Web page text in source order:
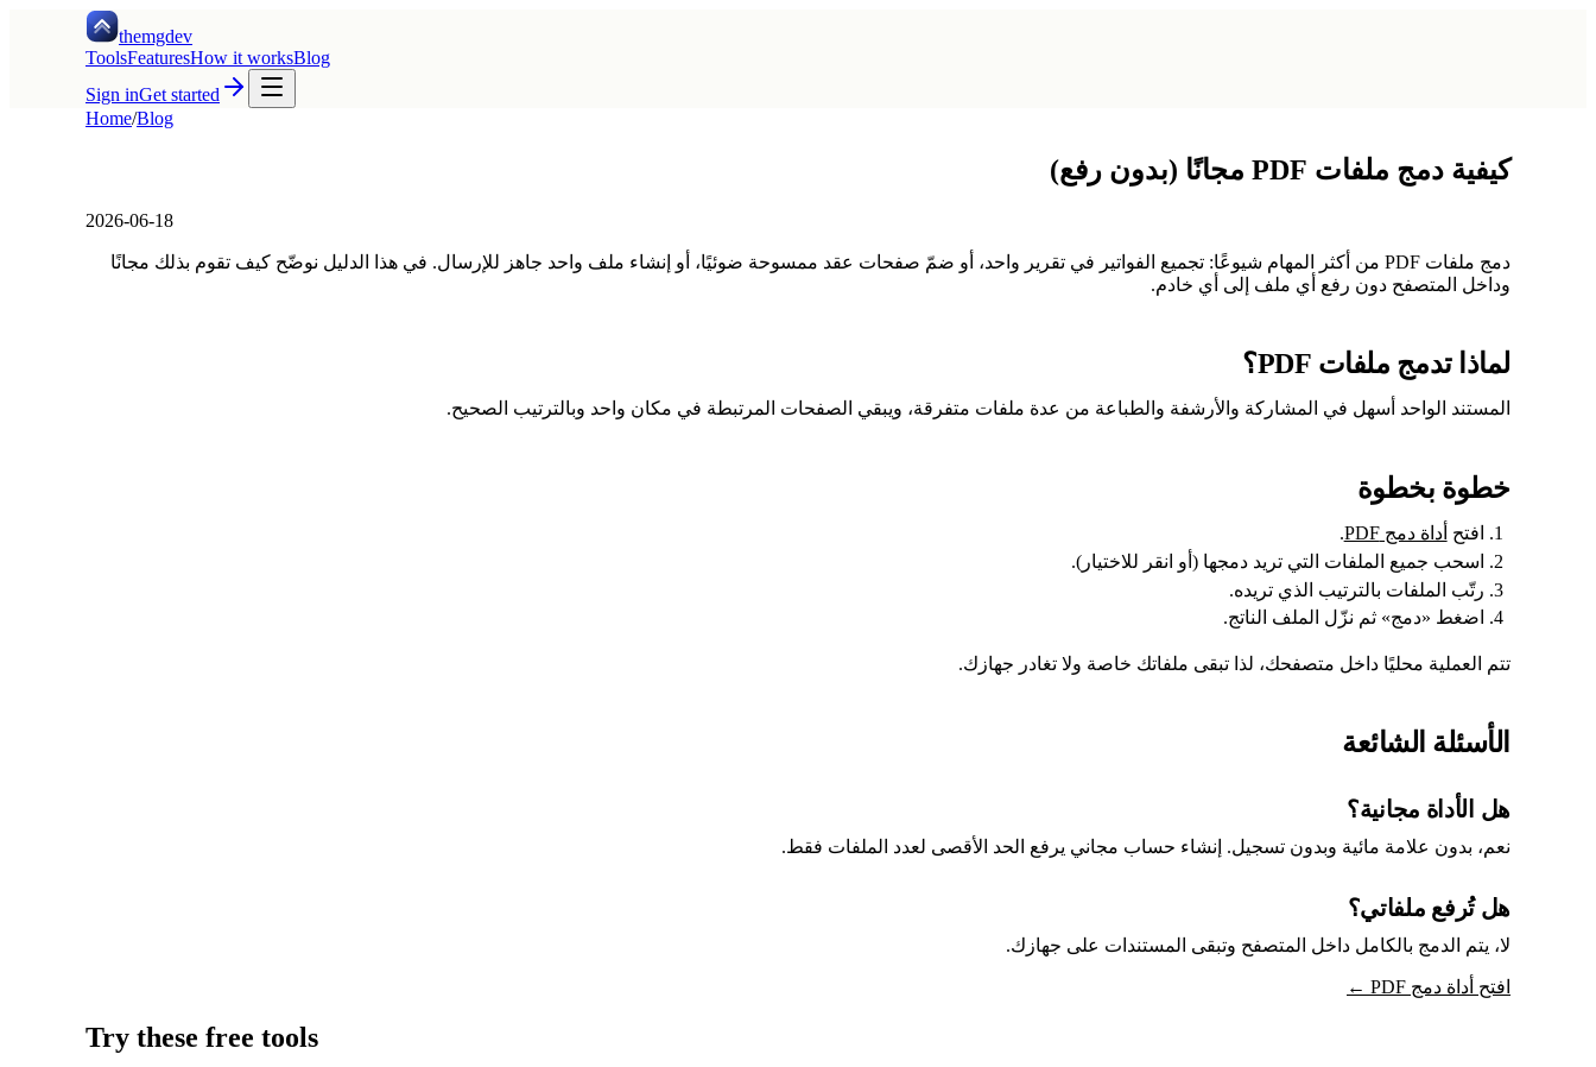
themgdev
ToolsFeaturesHow it worksBlog
Sign inGet started
Home/Blog
كيفية دمج ملفات PDF مجانًا (بدون رفع)
2026-06-18
دمج ملفات PDF من أكثر المهام شيوعًا: تجميع الفواتير في تقرير واحد، أو ضمّ صفحات عقد ممسوحة ضوئيًا، أو إنشاء ملف واحد جاهز للإرسال. في هذا الدليل نوضّح كيف تقوم بذلك مجانًا
وداخل المتصفح دون رفع أي ملف إلى أي خادم.
لماذا تدمج ملفات PDF؟
المستند الواحد أسهل في المشاركة والأرشفة والطباعة من عدة ملفات متفرقة، ويبقي الصفحات المرتبطة في مكان واحد وبالترتيب الصحيح.
خطوة بخطوة
افتح أداة دمج PDF
.
اسحب جميع الملفات التي تريد دمجها (أو انقر للاختيار).
رتّب الملفات بالترتيب الذي تريده.
اضغط «دمج» ثم نزّل الملف الناتج.
تتم العملية محليًا داخل متصفحك، لذا تبقى ملفاتك خاصة ولا تغادر جهازك.
الأسئلة الشائعة
هل الأداة مجانية؟
نعم، بدون علامة مائية وبدون تسجيل. إنشاء حساب مجاني يرفع الحد الأقصى لعدد الملفات فقط.
هل تُرفع ملفاتي؟
لا، يتم الدمج بالكامل داخل المتصفح وتبقى المستندات على جهازك.
افتح أداة دمج PDF ←
Try these free tools